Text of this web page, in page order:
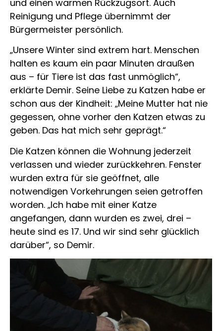
und einen warmen Rückzugsort. Auch
Reinigung und Pflege übernimmt der
Bürgermeister persönlich.
„Unsere Winter sind extrem hart. Menschen
halten es kaum ein paar Minuten draußen
aus – für Tiere ist das fast unmöglich“,
erklärte Demir. Seine Liebe zu Katzen habe er
schon aus der Kindheit: „Meine Mutter hat nie
gegessen, ohne vorher den Katzen etwas zu
geben. Das hat mich sehr geprägt.“
Die Katzen können die Wohnung jederzeit
verlassen und wieder zurückkehren. Fenster
wurden extra für sie geöffnet, alle
notwendigen Vorkehrungen seien getroffen
worden. „Ich habe mit einer Katze
angefangen, dann wurden es zwei, drei –
heute sind es 17. Und wir sind sehr glücklich
darüber“, so Demir.